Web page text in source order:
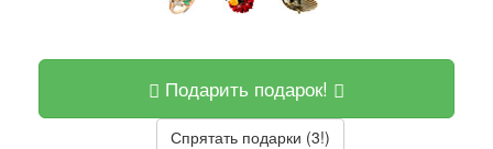
Подарить подарок!
Спрятать подарки (3!)